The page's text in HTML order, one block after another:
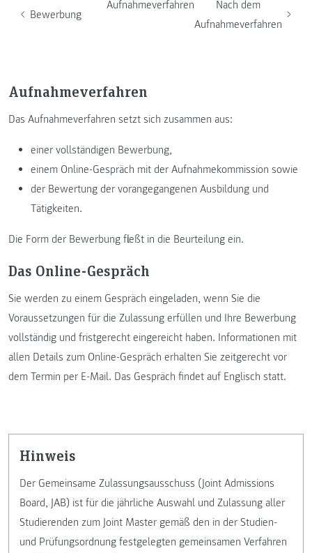
Bewerbung
Aufnahmeverfahren
Nach dem
Aufnahmeverfahren
Aufnahmeverfahren
Das Aufnahmeverfahren setzt sich zusammen aus:
einer vollständigen Bewerbung,
einem Online-Gespräch mit der Aufnahmekommission sowie
der Bewertung der vorangegangenen Ausbildung und
Tätigkeiten.
Die Form der Bewerbung fließt in die Beurteilung ein.
Das Online-Gespräch
Sie werden zu einem Gespräch eingeladen, wenn Sie die
Voraussetzungen für die Zulassung erfüllen und Ihre Bewerbung
vollständig und fristgerecht eingereicht haben. Informationen mit
allen Details zum Online-Gespräch erhalten Sie zeitgerecht vor
dem Termin per E-Mail. Das Gespräch findet auf Englisch statt.
Hinweis
Der Gemeinsame Zulassungsausschuss (Joint Admissions
Board, JAB) ist für die jährliche Auswahl und Zulassung aller
Studierenden zum Joint Master gemäß den in der Studien-
und Prüfungsordnung festgelegten gemeinsamen Verfahren